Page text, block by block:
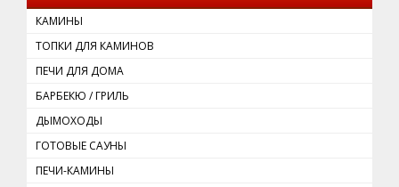
КАМИНЫ
ТОПКИ ДЛЯ КАМИНОВ
ПЕЧИ ДЛЯ ДОМА
БАРБЕКЮ / ГРИЛЬ
ДЫМОХОДЫ
ГОТОВЫЕ САУНЫ
ПЕЧИ-КАМИНЫ